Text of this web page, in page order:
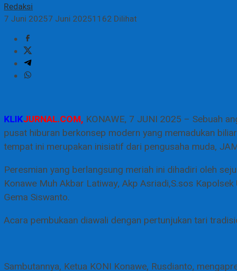
Redaksi
7 Juni 20257 Juni 20251162 Dilihat
KLIKJURNAL.COM, KONAWE, 7 JUNI 2025 – Sebuah
pusat hiburan berkonsep modern yang memadukan
tempat ini merupakan inisiatif dari pengusaha muda,
Peresmian yang berlangsung meriah ini dihadiri oleh
Konawe Muh Akbar Latiway, Akp Asriadi,S.sos
Gema Siswanto.
Acara pembukaan diawali dengan pertunjukan tari
Sambutannya, Ketua KONI Konawe, Rusdianto,